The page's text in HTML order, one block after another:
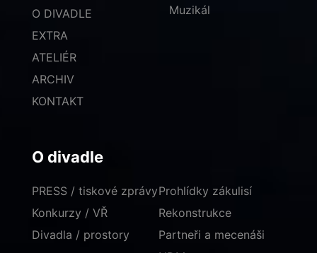
O DIVADLE
EXTRA
ATELIÉR
ARCHIV
KONTAKT
Muzikál
O divadle
PRESS / tiskové zprávy
Konkurzy / VŘ
Divadla / prostory
Prohlídky zákulisí
Rekonstrukce
Partneři a mecenáši